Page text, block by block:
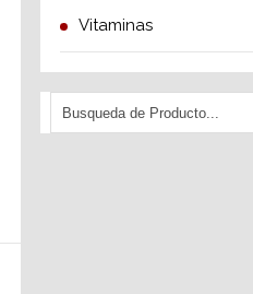
Vitaminas